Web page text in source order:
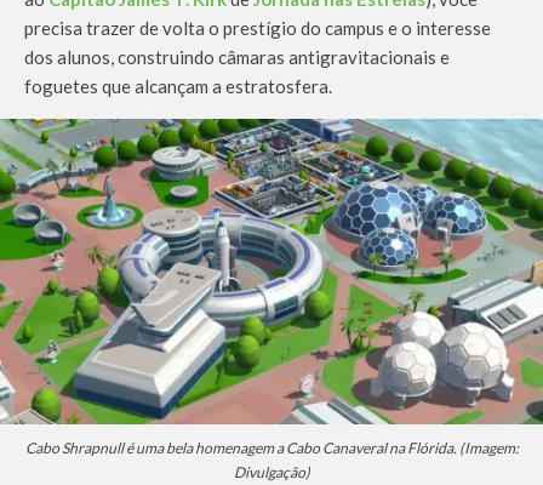
precisa trazer de volta o prestígio do campus e o interesse
dos alunos, construindo câmaras antigravitacionais e
foguetes que alcançam a estratosfera.
Cabo Shrapnull é uma bela homenagem a Cabo Canaveral na Flórida. (Imagem:
Divulgação)